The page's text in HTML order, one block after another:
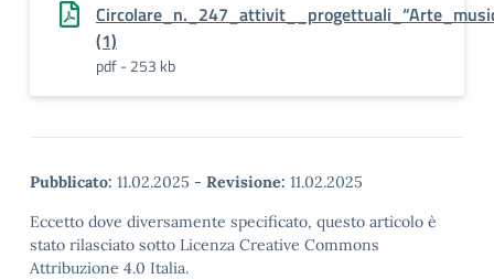
(1)
pdf - 253 kb
Pubblicato: 11.02.2025 - Revisione: 11.02.2025
Eccetto dove diversamente specificato, questo articolo è
stato rilasciato sotto Licenza Creative Commons
Attribuzione 4.0 Italia.